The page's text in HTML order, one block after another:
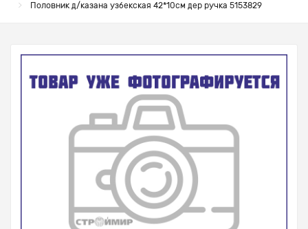
Половник д/казана узбекская 42*10см дер ручка 5153829